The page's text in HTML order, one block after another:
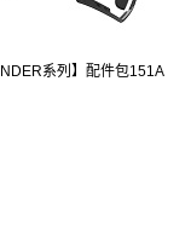
系列】配件包151A